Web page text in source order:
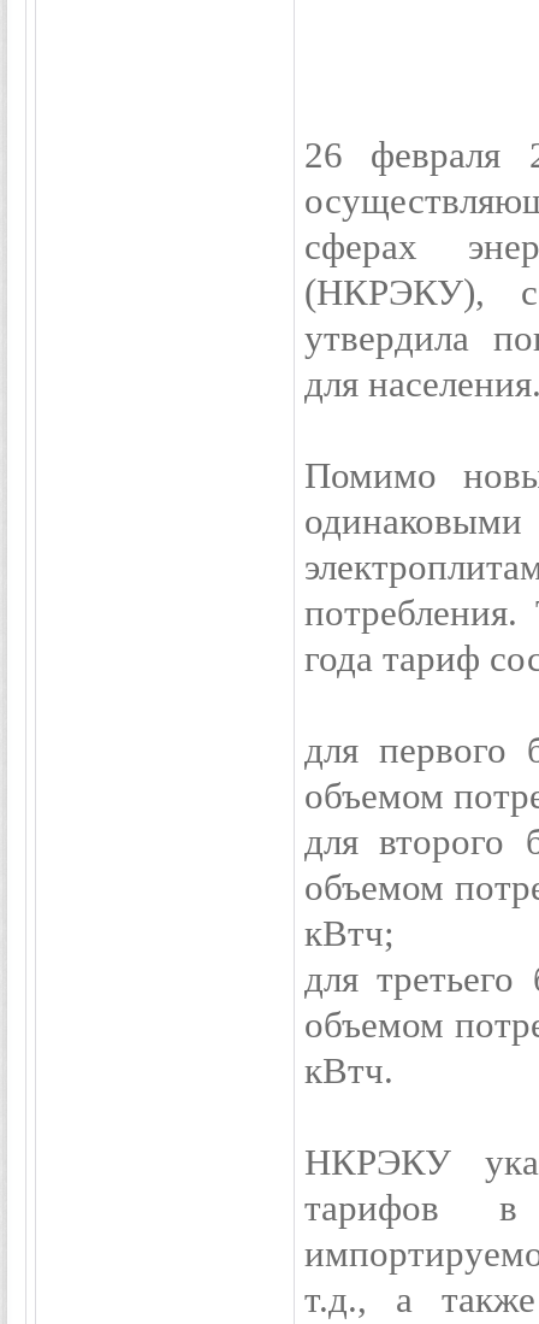
26 февраля
сферах
(НКРЭКУ),
утвердила
для
Помимо
года тариф
для первого
объемом
для второго
объемом
кВтч;
для третьего
объемом
кВтч.
НКРЭКУ
тарифов
т.д., а